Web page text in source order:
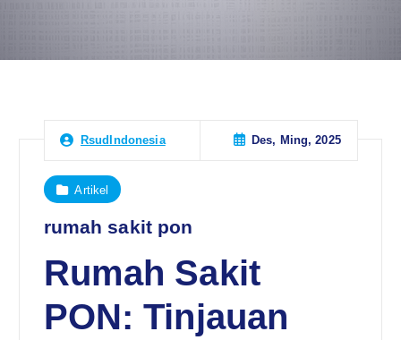
RsudIndonesia Des, Ming, 2025
Artikel
rumah sakit pon
Rumah Sakit
PON: Tinjauan